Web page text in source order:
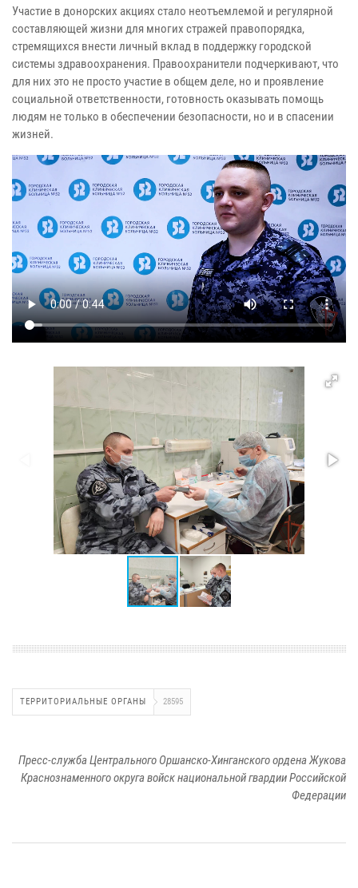
Участие в донорских акциях стало неотъемлемой и регулярной
составляющей жизни для многих стражей правопорядка,
стремящихся внести личный вклад в поддержку городской
системы здравоохранения. Правоохранители подчеркивают, что
для них это не просто участие в общем деле, но и проявление
социальной ответственности, готовность оказывать помощь
людям не только в обеспечении безопасности, но и в спасении
жизней.
ТЕРРИТОРИАЛЬНЫЕ ОРГАНЫ 28595
Пресс-служба Центрального Оршанско-Хинганского ордена Жукова
Краснознаменного округа войск национальной гвардии Российской
Федерации